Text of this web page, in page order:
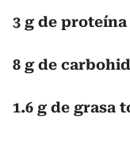
3 g de proteína
8 g de
1.6 g de grasa